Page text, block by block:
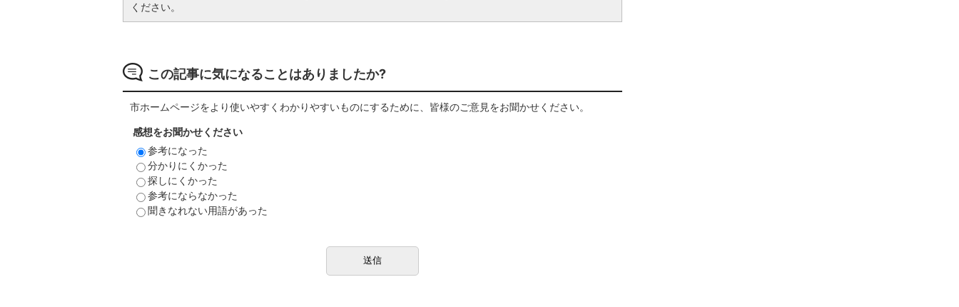
ください。
この記事に気になることはありましたか?
市ホームページをより使いやすくわかりやすいものにするために、皆様のご意見をお聞かせください。
感想をお聞かせください
参考になった
分かりにくかった
探しにくかった
参考にならなかった
聞きなれない用語があった